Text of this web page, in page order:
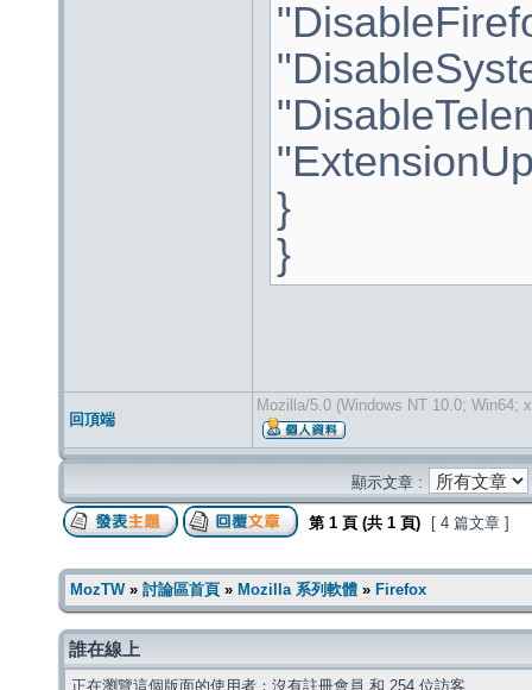
}
}
回頂端
Mozilla/5.0 (Windows NT 10.0; Win64;
顯示文章 :
第 1 頁 (共 1 頁) [ 4 篇文章 ]
MozTW» 討論區首頁 » Mozilla 系列軟體 » Firefox
誰在線上
正在瀏覽這個版面的使用者：沒有註冊會員 和 254 位訪客